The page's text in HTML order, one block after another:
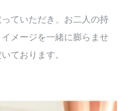
ていただき、お二人の持
メージを一緒に膨らませ
ております。